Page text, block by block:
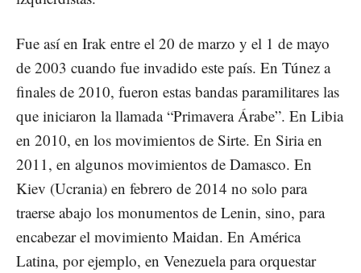
Fue así en Irak entre el 20 de marzo y el 1 de mayo
de 2003 cuando fue invadido este país. En Túnez a
finales de 2010, fueron estas bandas paramilitares las
que iniciaron la llamada “Primavera Árabe”. En Libia
en 2010, en los movimientos de Sirte. En Siria en
2011, en algunos movimientos de Damasco. En
Kiev (Ucrania) en febrero de 2014 no solo para
traerse abajo los monumentos de Lenin, sino, para
encabezar el movimiento Maidan. En América
Latina, por ejemplo, en Venezuela para orquestar